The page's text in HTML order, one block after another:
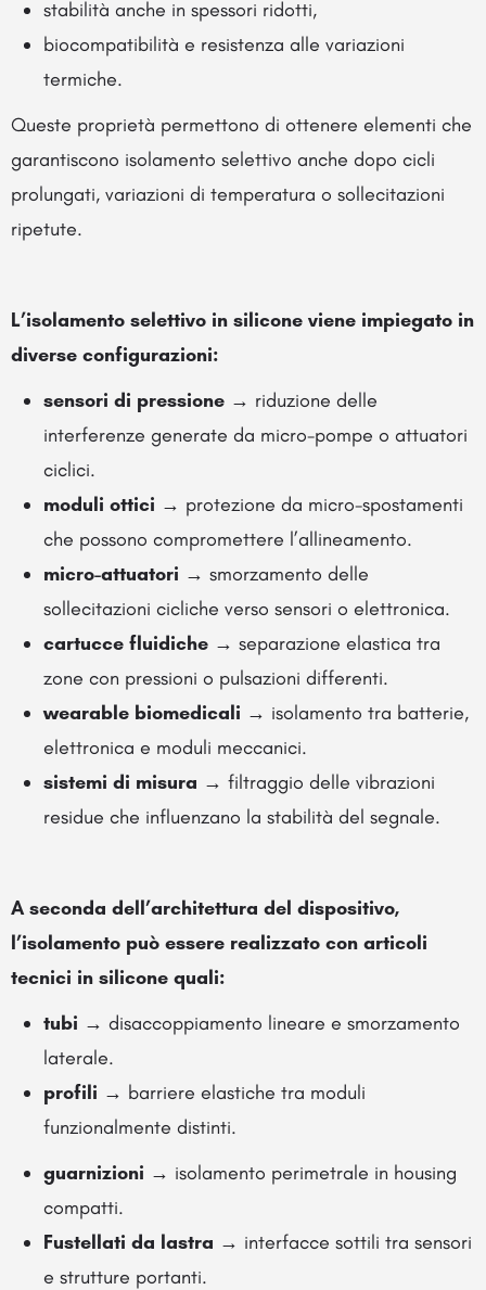
stabilità anche in spessori ridotti,
biocompatibilità e resistenza alle variazioni
termiche.
Queste proprietà permettono di ottenere elementi che
garantiscono isolamento selettivo anche dopo cicli
prolungati, variazioni di temperatura o sollecitazioni
ripetute.
L’isolamento selettivo in silicone viene impiegato in
diverse configurazioni:
sensori di pressione → riduzione delle
interferenze generate da micro-pompe o attuatori
ciclici.
moduli ottici → protezione da micro-spostamenti
che possono compromettere l’allineamento.
micro-attuatori → smorzamento delle
sollecitazioni cicliche verso sensori o elettronica.
cartucce fluidiche → separazione elastica tra
zone con pressioni o pulsazioni differenti.
wearable biomedicali → isolamento tra batterie,
elettronica e moduli meccanici.
sistemi di misura → filtraggio delle vibrazioni
residue che influenzano la stabilità del segnale.
A seconda dell’architettura del dispositivo,
l’isolamento può essere realizzato con articoli
tecnici in silicone quali:
tubi → disaccoppiamento lineare e smorzamento
laterale.
profili → barriere elastiche tra moduli
funzionalmente distinti.
guarnizioni → isolamento perimetrale in housing
compatti.
Fustellati da lastra → interfacce sottili tra sensori
e strutture portanti.